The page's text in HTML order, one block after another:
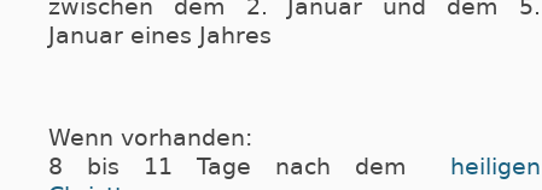
zwischen dem 2. Januar und dem 5.
Januar eines Jahres
Wenn vorhanden:
8 bis 11 Tage nach dem
heiligen